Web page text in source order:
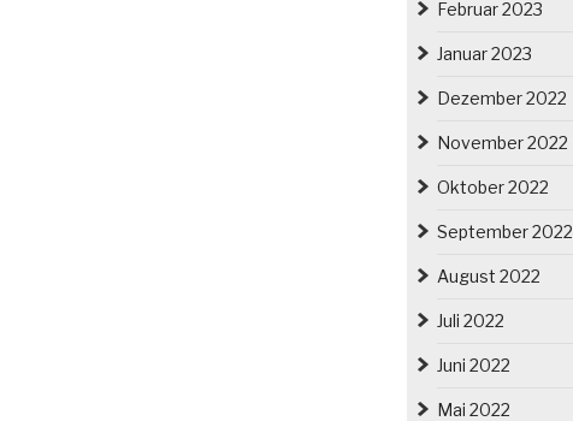
Februar 2023
Januar 2023
Dezember 2022
November 2022
Oktober 2022
September 2022
August 2022
Juli 2022
Juni 2022
Mai 2022